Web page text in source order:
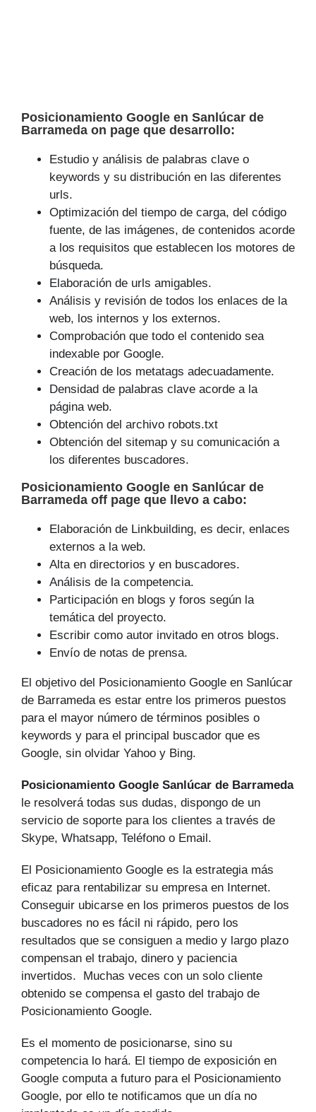
Posicionamiento Google en Sanlúcar de
Barrameda on page que desarrollo:
Estudio y análisis de palabras clave o
keywords y su distribución en las diferentes
urls.
Optimización del tiempo de carga, del código
fuente, de las imágenes, de contenidos acorde
a los requisitos que establecen los motores de
búsqueda.
Elaboración de urls amigables.
Análisis y revisión de todos los enlaces de la
web, los internos y los externos.
Comprobación que todo el contenido sea
indexable por Google.
Creación de los metatags adecuadamente.
Densidad de palabras clave acorde a la
página web.
Obtención del archivo robots.txt
Obtención del sitemap y su comunicación a
los diferentes buscadores.
Posicionamiento Google en Sanlúcar de
Barrameda off page que
llevo a cabo:
Elaboración de Linkbuilding, es decir, enlaces
externos a la web.
Alta en directorios y en buscadores.
Análisis de la competencia.
Participación en blogs y foros según la
temática del proyecto.
Escribir como autor invitado en otros blogs.
Envío de notas de prensa.
El objetivo del Posicionamiento Google en Sanlúcar
de Barrameda es estar entre los primeros puestos
para el mayor número de tér­minos posibles o
keywords y para el principal buscador que es
Google, sin olvidar Yahoo y Bing.
Posicionamiento Google Sanlúcar de Barrameda
le resolverá todas sus dudas, dispongo de un
servicio de soporte para los clientes a través de
Skype, Whatsapp, Teléfono o Email.
El Posicionamiento Google es la estrategia más
eficaz para rentabilizar su empresa en Internet.
Conseguir ubicarse en los primeros puestos de los
buscadores no es fácil ni rápido, pero los
resultados que se consiguen a medio y largo plazo
compensan el trabajo, dinero y paciencia
invertidos. Muchas veces con un solo cliente
obtenido se compensa el gasto del trabajo de
Posicionamiento Google.
Es el momento de posicionarse, sino su
competencia lo hará. El tiempo de exposición en
Google computa a futuro para el Posicionamiento
Google, por ello te notificamos que un día no